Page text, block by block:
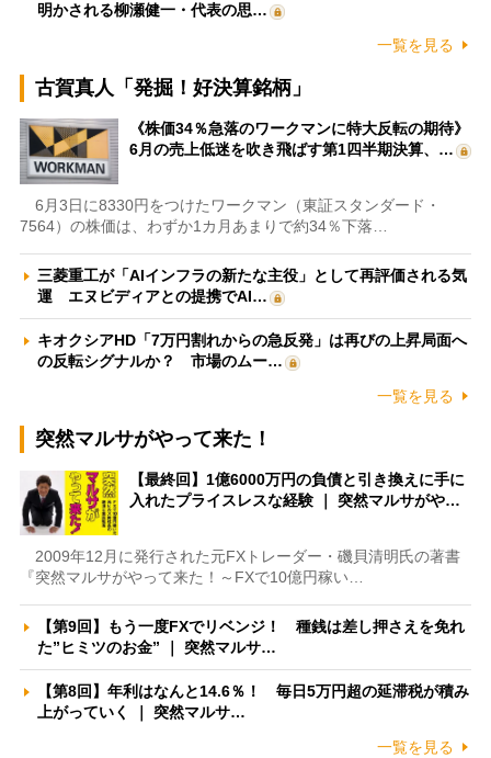
明かされる柳瀬健一・代表の思…
一覧を見る
古賀真人「発掘！好決算銘柄」
《株価34％急落のワークマンに特大反転の期待》
6月の売上低迷を吹き飛ばす第1四半期決算、…
6月3日に8330円をつけたワークマン（東証スタンダード・
7564）の株価は、わずか1カ月あまりで約34％下落…
三菱重工が「AIインフラの新たな主役」として再評価される気
運 エヌビディアとの提携でAI…
キオクシアHD「7万円割れからの急反発」は再びの上昇局面へ
の反転シグナルか？ 市場のムー…
一覧を見る
突然マルサがやって来た！
【最終回】1億6000万円の負債と引き換えに手に
入れたプライスレスな経験 ｜ 突然マルサがや…
2009年12月に発行された元FXトレーダー・磯貝清明氏の著書
『突然マルサがやって来た！～FXで10億円稼い…
【第9回】もう一度FXでリベンジ！ 種銭は差し押さえを免れ
た”ヒミツのお金” ｜ 突然マルサ…
【第8回】年利はなんと14.6％！ 毎日5万円超の延滞税が積み
上がっていく ｜ 突然マルサ…
一覧を見る